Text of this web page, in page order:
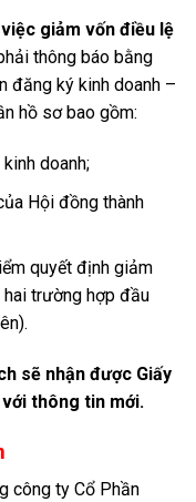
giảm vốn điều lệ
thông báo bằng
đăng ký kinh doanh –
hồ sơ bao gồm:
doanh;
Hội đồng thành
quyết định giảm
trường hợp đầu
sẽ nhận được Giấy
thông tin mới.
công ty Cổ Phần